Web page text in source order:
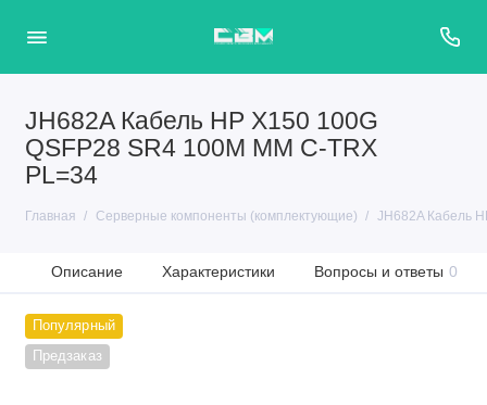
JH682A Кабель HP X150 100G
QSFP28 SR4 100M MM C-TRX
PL=34
Главная Серверные компоненты (комплектующие) JH682A Кабель
Описание Характеристики Вопросы и ответы 0
Популярный
Предзаказ